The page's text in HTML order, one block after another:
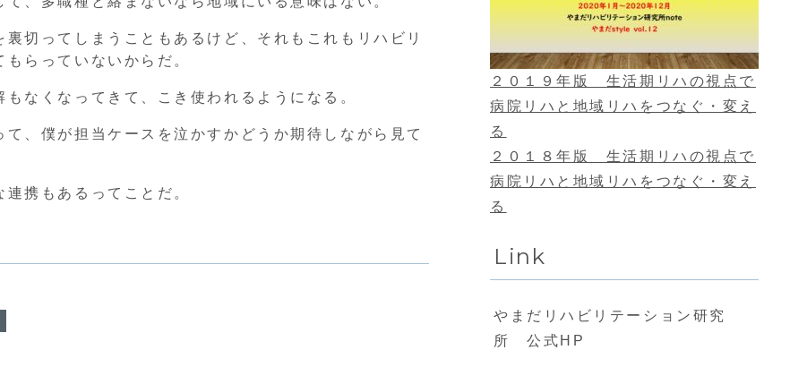
切ってしまうこともあるけど、それもこれもリハビリ
らっていないからだ。
なくなってきて、こき使われるようになる。
、僕が担当ケースを泣かすかどうか期待しながら見て
携もあるってことだ。
２０１９年版 生活期リハの視点で
病院リハと地域リハをつなぐ・変え
る
２０１８年版 生活期リハの視点で
病院リハと地域リハをつなぐ・変え
る
Link
やまだリハビリテーション研究
所 公式HP